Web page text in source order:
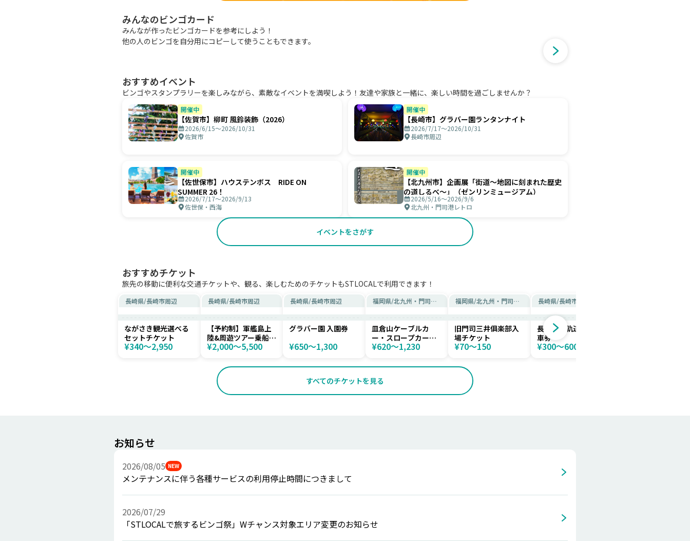
みんなのビンゴカード
みんなが作ったビンゴカードを参考にしよう！
他の人のビンゴを自分用にコピーして使うこともできます。
おすすめイベント
ビンゴやスタンプラリーを楽しみながら、素敵なイベントを満喫しよう！友達や家族と一緒に、楽しい時間を過ごしませんか？
開催中
【佐賀市】柳町 風鈴装飾（2026）
2026/6/15〜2026/10/31
佐賀市
開催中
【長崎市】グラバー園ランタンナイト
2026/7/17〜2026/10/31
長崎市周辺
開催中
【佐世保市】ハウステンボス RIDE ON
SUMMER 26！
2026/7/17〜2026/9/13
佐世保・西海
開催中
【北九州市】企画展「街道～地図に刻まれた歴史
の道しるべ～」（ゼンリンミュージアム）
2026/5/16〜2026/9/6
北九州・門司港レトロ
イベントをさがす
おすすめチケット
旅先の移動に便利な交通チケットや、観る、楽しむためのチケットもSTLOCALで利用できます！
長崎県/長崎市周辺
ながさき観光選べる
セットチケット
¥340〜2,950
長崎県/長崎市周辺
【予約制】軍艦島上
陸&周遊ツアー乗船プ
ラン
¥2,000〜5,500
長崎県/長崎市周辺
グラバー園 入園券
¥650〜1,300
福岡県/北九州・門司港
皿倉山ケーブルカ
ー・スロープカー往
復通し券
¥620〜1,230
福岡県/北九州・門司港
旧門司三井俱楽部入
場チケット
¥70〜150
長崎県/長崎市周辺
長崎電気軌道一日乗
車券
¥300〜600
すべてのチケットを見る
お知らせ
2026/08/05 NEW
メンテナンスに伴う各種サービスの利用停止時間につきまして
2026/07/29
「STLOCALで旅するビンゴ祭」Wチャンス対象エリア変更のお知らせ